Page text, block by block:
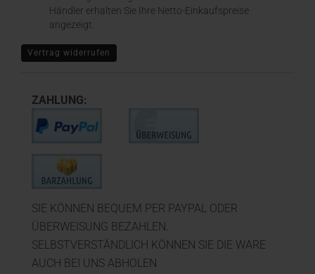
Händler erhalten Sie Ihre Netto-Einkaufspreise
angezeigt.
Vertrag widerrufen
ZAHLUNG:
SIE KÖNNEN BEQUEM PER PAYPAL ODER
ÜBERWEISUNG BEZAHLEN.
SELBSTVERSTÄNDLICH KÖNNEN SIE DIE WARE
AUCH BEI UNS ABHOLEN